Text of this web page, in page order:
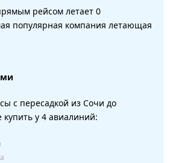
рейсом летает 0
популярная компания летающая
с пересадкой из Сочи до
у 4 авиалиний: